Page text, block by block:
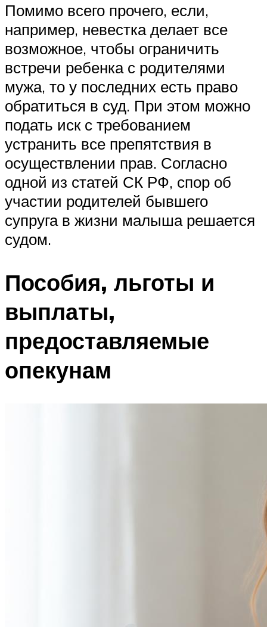
Помимо всего прочего, если,
например, невестка делает все
возможное, чтобы ограничить
встречи ребенка с родителями
мужа, то у последних есть право
обратиться в суд. При этом можно
подать иск с требованием
устранить все препятствия в
осуществлении прав. Согласно
одной из статей СК РФ, спор об
участии родителей бывшего
супруга в жизни малыша решается
судом.
Пособия, льготы и
выплаты,
предоставляемые
опекунам